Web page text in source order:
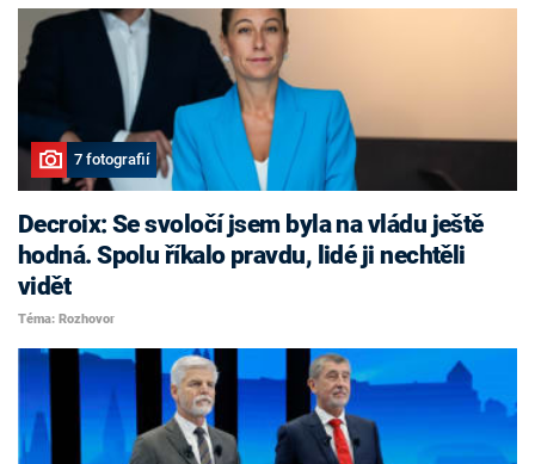
7 fotografií
Decroix: Se svoločí jsem byla na vládu ještě
hodná. Spolu říkalo pravdu, lidé ji nechtěli
vidět
Téma: Rozhovor